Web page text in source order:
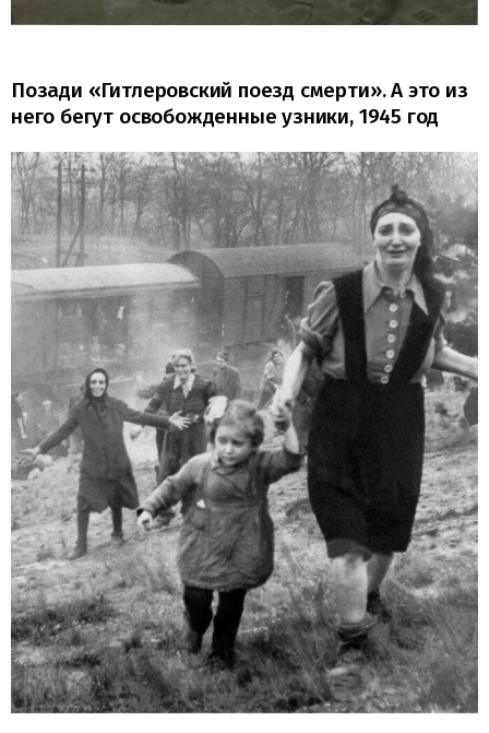
Позади «Гитлеровский поезд смерти». А это из
него бегут освобожденные узники, 1945 год